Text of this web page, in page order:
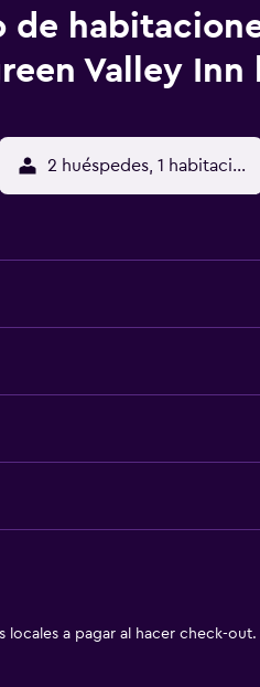
de
Valley
2 huéspedes, 1 habitación
locales a pagar al hacer check-out.